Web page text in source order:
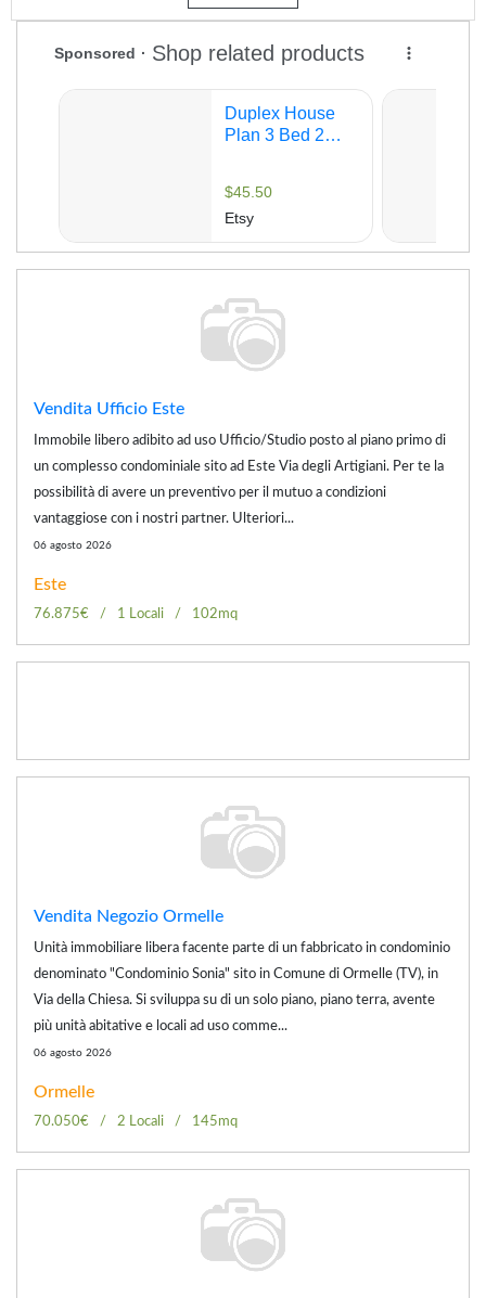
Vendita Ufficio Este
Immobile libero adibito ad uso Ufficio/Studio posto al piano primo di
un complesso condominiale sito ad Este Via degli Artigiani. Per te la
possibilità di avere un preventivo per il mutuo a condizioni
vantaggiose con i nostri partner. Ulteriori...
06 agosto 2026
Este
76.875€ 1 Locali 102mq
Vendita Negozio Ormelle
Unità immobiliare libera facente parte di un fabbricato in condominio
denominato "Condominio Sonia" sito in Comune di Ormelle (TV), in
Via della Chiesa. Si sviluppa su di un solo piano, piano terra, avente
più unità abitative e locali ad uso comme...
06 agosto 2026
Ormelle
70.050€ 2 Locali 145mq